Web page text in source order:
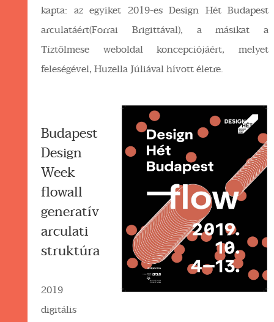
kapta: az egyiket 2019-es Design Hét Budapest
arculatáért(Forrai Brigittával), a másikat a
Tíztőlmese weboldal koncepciójáért, melyet
feleségével, Huzella Júliával hívott életre.
Budapest
Design
Week
flowall
generatív
arculati
struktúra
2019
digitális